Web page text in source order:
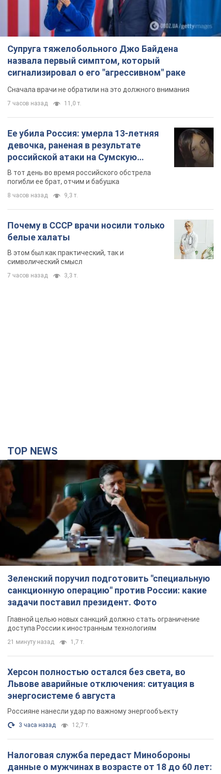
Супруга тяжелобольного Джо Байдена
назвала первый симптом, который
сигнализировал о его "агрессивном" раке
Сначала врачи не обратили на это должного внимания
7 часов назад 11,0 т.
Ее убила Россия: умерла 13-летняя
девочка, раненая в результате
российской атаки на Сумскую
область. Фото
В тот день во время российского обстрела
погибли ее брат, отчим и бабушка
8 часов назад 9,3 т.
Почему в СССР врачи носили только
белые халаты
В этом был как практический, так и
символический смысл
7 часов назад 3,3 т.
TOP NEWS
Зеленский поручил подготовить "специальную
санкционную операцию" против России: какие
задачи поставил президент. Фото
Главной целью новых санкций должно стать ограничение
доступа России к иностранным технологиям
21 минуту назад 1,7 т.
Херсон полностью остался без света, во
Львове аварийные отключения: ситуация в
энергосистеме 6 августа
Россияне нанесли удар по важному энергообъекту
3 часа назад 12,7 т.
Налоговая служба передаст Минобороны
данные о мужчинах в возрасте от 18 до 60 лет: